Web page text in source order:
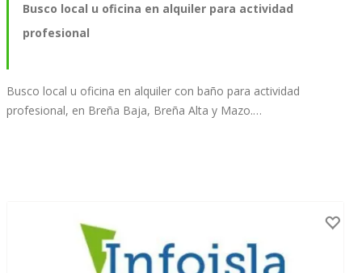
Busco local u oficina en alquiler para actividad
profesional
Busco local u oficina en alquiler con baño para actividad
profesional, en Breña Baja, Breña Alta y Mazo.…